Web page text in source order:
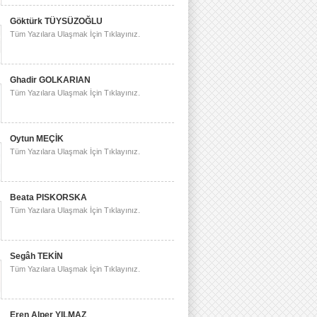
Göktürk TÜYSÜZOĞLU
Tüm Yazılara Ulaşmak İçin Tıklayınız.
Ghadir GOLKARIAN
Tüm Yazılara Ulaşmak İçin Tıklayınız.
Oytun MEÇİK
Tüm Yazılara Ulaşmak İçin Tıklayınız.
Beata PISKORSKA
Tüm Yazılara Ulaşmak İçin Tıklayınız.
Segâh TEKİN
Tüm Yazılara Ulaşmak İçin Tıklayınız.
Eren Alper YILMAZ